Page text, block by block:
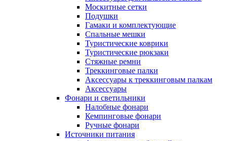
Москитные сетки
Подушки
Гамаки и комплектующие
Спальные мешки
Туристические коврики
Туристические рюкзаки
Стяжные ремни
Треккинговые палки
Аксессуары к треккинговым палкам
Аксессуары
Фонари и светильники
Налобные фонари
Кемпинговые фонари
Ручные фонари
Источники питания